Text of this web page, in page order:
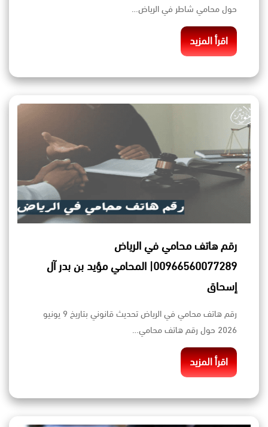
حول محامي شاطر في الرياض…
اقرأ المزيد
رقم هاتف محامي في الرياض
00966560077289| المحامي مؤيد بن بدر آل
إسحاق
رقم هاتف محامي في الرياض تحديث قانوني بتاريخ 9 يونيو
2026 حول رقم هاتف محامي…
اقرأ المزيد